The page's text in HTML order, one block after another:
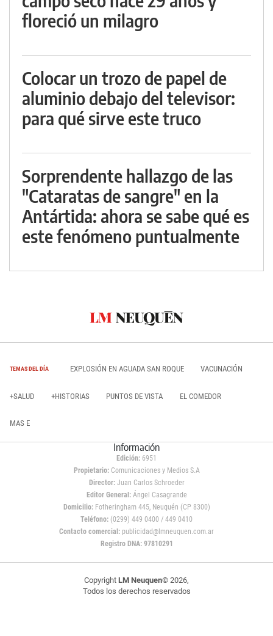
floreció un milagro
Colocar un trozo de papel de
aluminio debajo del televisor:
para qué sirve este truco
Sorprendente hallazgo de las
"Cataratas de sangre" en la
Antártida: ahora se sabe qué es
este fenómeno puntualmente
TEMAS DEL DÍA EXPLOSIÓN EN AGUADA SAN ROQUE VACUNACIÓN
+SALUD +HISTORIAS PUNTOS DE VISTA EL COMEDOR
MAS E
Información
Edición: 6951
Propietario:Comunicaciones y Medios S.A
Director: Juan Carlos Schroeder
Editor General:Ángel Casagrande
Domicilio:Fotheringham 445, Neuquén (CP 8300)
Teléfono: (0299) 449 0400 / 449 0410
Contacto comercial: publicidad@lmneuquen.com.ar
Registro DNA: 97810291
Copyright LM Neuquen© 2026,
Todos los derechos reservados